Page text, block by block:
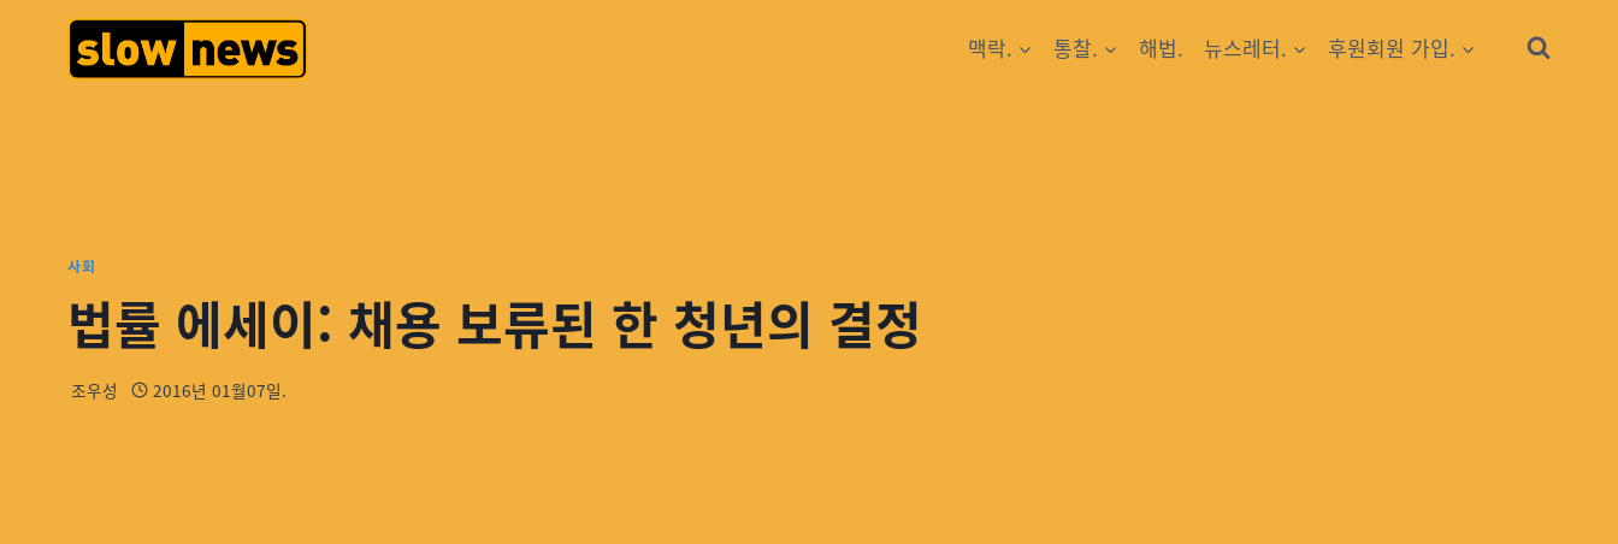
맥락. 통찰. 해법. 뉴스레터. 후원회원 가입.
사회
법률 에세이: 채용 보류된 한 청년의 결정
조우성 2016년 01월07일.